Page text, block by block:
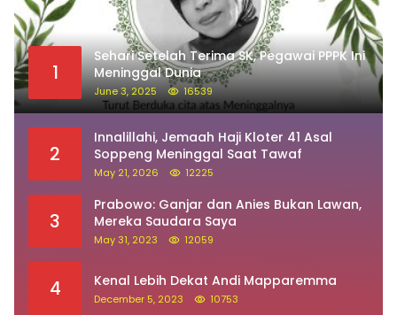
1
Sehari Setelah Terima SK, Pegawai PPPK Ini
Meninggal Dunia
June 3, 2025 16539
2
Innalillahi, Jemaah Haji Kloter 41 Asal
Soppeng Meninggal Saat Tawaf
May 21, 2026 12225
3
Prabowo: Ganjar dan Anies Bukan Lawan,
Mereka Saudara Saya
May 31, 2023 12059
4 Kenal Lebih Dekat Andi Mapparemma
December 5, 2023 10753